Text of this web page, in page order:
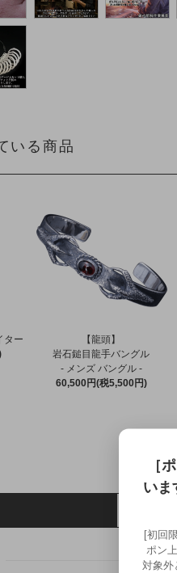
いる商品
ター
【龍頭】
岩石鎚目龍手バングル
- メンズ バングル -
60,500円(税5,500円)
［
いま
[初回
ポン
対象外